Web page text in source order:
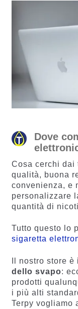
Dove
Cosa cerchi dai
qualità, buona
convenienza, e
personalizzare
quantità di
Tutto questo lo
sigaretta
Il nostro store è
dello svapo:
prodotti
i più alti
Terpy vogliamo